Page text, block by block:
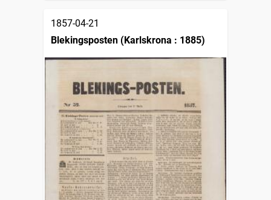
1857-04-21
Blekingsposten (Karlskrona : 1885)